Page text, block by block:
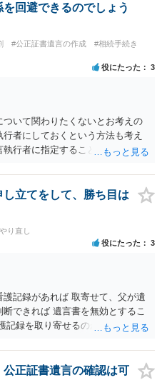
回避できるのでしょう
#公正証書遺言の作成
#相続手続き
役にたった 3
いて関わりたくないとお考えの
者にしておくという方法も考え
行者に指定することもできます
う方法もあります。 一度、弁護
たします。
立てをして、勝ち目は
り直し
役にたった 3
記録があれば 取寄せて、父が遺
できれば 遺言書を無効とするこ
記録を取り寄せるのが重要となり
正証書遺言の確認は可